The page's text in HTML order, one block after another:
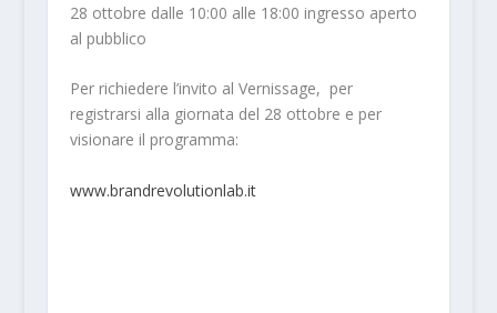
28 ottobre dalle 10:00 alle 18:00 ingresso aperto
al pubblico
Per richiedere l’invito al Vernissage, per
registrarsi alla giornata del 28 ottobre e per
visionare il programma:
www.brandrevolutionlab.it